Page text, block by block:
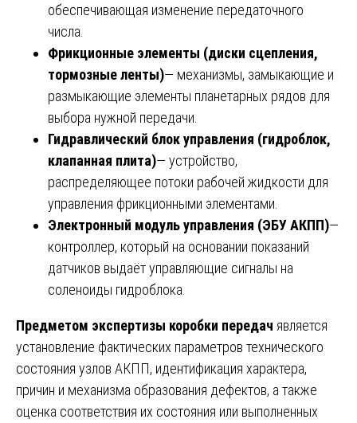
обеспечивающая изменение передаточного
числа.
Фрикционные элементы (диски сцепления,
тормозные ленты)— механизмы, замыкающие и
размыкающие элементы планетарных рядов для
выбора нужной передачи.
Гидравлический блок управления (гидроблок,
клапанная плита)— устройство,
распределяющее потоки рабочей жидкости для
управления фрикционными элементами.
Электронный модуль управления (ЭБУ АКПП)—
контроллер, который на основании показаний
датчиков выдаёт управляющие сигналы на
соленоиды гидроблока.
Предметом экспертизы коробки передач является
установление фактических параметров технического
состояния узлов АКПП, идентификация характера,
причин и механизма образования дефектов, а также
оценка соответствия их состояния или выполненных